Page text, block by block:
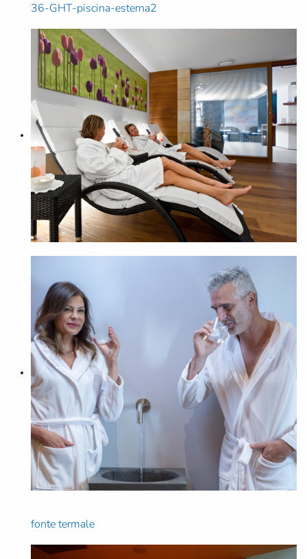
36-GHT-piscina-esterna2
fonte termale